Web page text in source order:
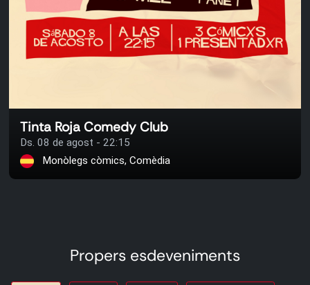
Tinta Roja Comedy Club
Ds. 08 de agost - 22:15
Monòlegs còmics, Comèdia
Propers esdeveniments